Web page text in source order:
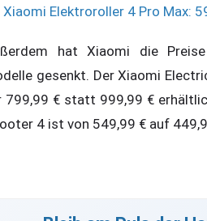
Xiaomi Elektroroller 4 Pro Max:
hat Xiaomi die
gesenkt. Der Xiaomi
799,99 € statt 999,99 €
4 ist von 549,99 € auf